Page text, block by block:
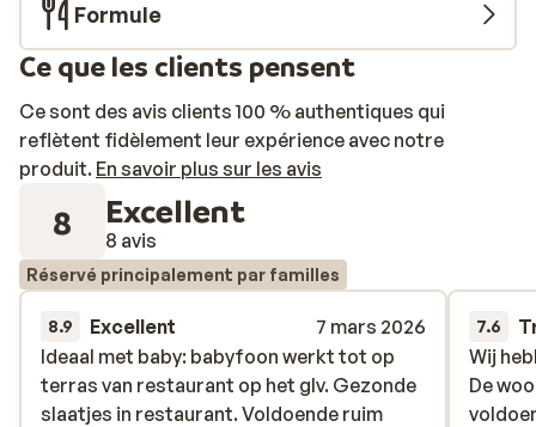
Formule
Ce que les clients pensent
Ce sont des avis clients 100 % authentiques qui
reflètent fidèlement leur expérience avec notre
produit. En savoir plus sur les avis
8 Excellent
8 avis
Réservé principalement par familles
8.9 Excellent
7 mars 2026
Ideaal met baby: babyfoon werkt tot op
terras van restaurant op het glv. Gezonde
slaatjes in restaurant. Voldoende ruim
Ideaal met baby: babyfoon werkt tot op
terras van restaurant op het glv. Gezonde
slaatjes in restaurant. Voldoende ruim
7.6
Wij
De
Wij
De